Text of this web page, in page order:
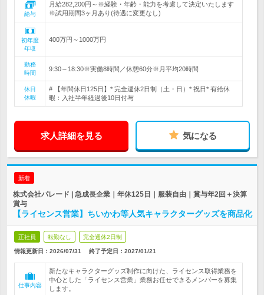
給与
月給282,200円～※経験・年齢・能力を考慮して決定いたします
※試用期間3ヶ月あり(待遇に変更なし)
初年度
年収
400万円～1000万円
勤務
時間
9:30～18:30※実働8時間／休憩60分※月平均20時間
休日
休暇
# 【年間休日125日】* 完全週休2日制（土・日）* 祝日* 有給休
暇：入社半年経過後10日付与
求人詳細を見る 気になる
新着
株式会社パレード | 急成長企業｜年休125日｜服装自由｜賞与年2回＋決算
賞与
【ライセンス営業】ちいかわ等人気キャラクターグッズを商品化
正社員 転勤なし 完全週休2日制
情報更新日：2026/07/31 終了予定日： 2027/01/21
仕事内容
新たなキャラクターグッズ制作に向けた、ライセンス取得業務を
中心とした「ライセンス営業」業務お任せできるメンバーを募集
します。